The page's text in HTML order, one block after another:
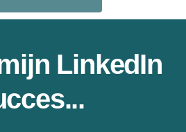
LinkedIn